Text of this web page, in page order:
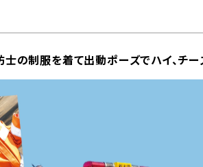
士の制服を着て出動ポーズでハイ、チー